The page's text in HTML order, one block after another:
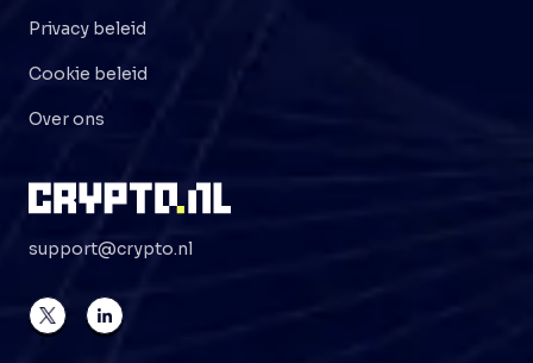
Privacy beleid
Cookie beleid
Over ons
support@crypto.nl